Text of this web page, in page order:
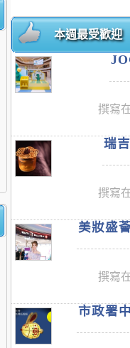
本週最受歡迎
撰寫
瑞
撰寫
美妝盛
撰寫
市政署